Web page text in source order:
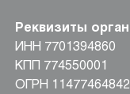
Реквизиты
ИНН 7701394860
КПП 774550001
ОГРН